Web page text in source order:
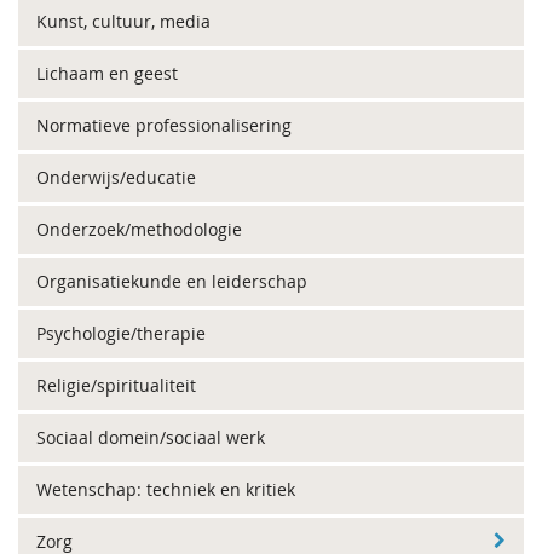
Kunst, cultuur, media
Lichaam en geest
Normatieve professionalisering
Onderwijs/educatie
Onderzoek/methodologie
Organisatiekunde en leiderschap
Psychologie/therapie
Religie/spiritualiteit
Sociaal domein/sociaal werk
Wetenschap: techniek en kritiek
Zorg